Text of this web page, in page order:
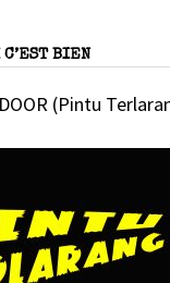
BIEN
(Pintu